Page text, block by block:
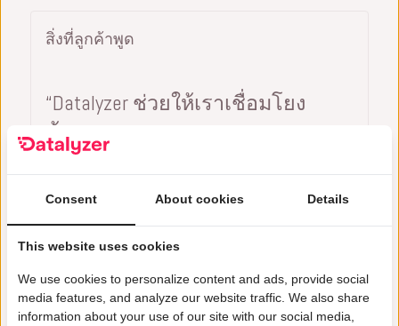
สิ่งที่ลูกค้าพูด
“Datalyzer ช่วยให้เราเชื่อมโยง
ข้อมูลคุณภาพจากทุกกระบวนการ
โดยอัตโนมัติเพื่อการวิเคราะห์ขั้น
สูง”
เดฟ เบียร์เรน
วิศวกรผลผลิต, ฟิลิปส์
Consent About cookies Details
This website uses cookies
We use cookies to personalize content and ads, provide social
media features, and analyze our website traffic. We also share
information about your use of our site with our social media,